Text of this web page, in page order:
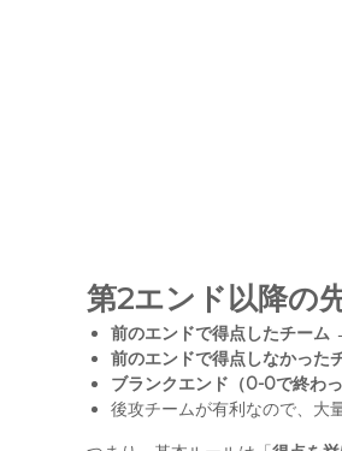
第2エンド以降の
前のエンドで得点したチーム
前のエンドで得点しなかった
ブランクエンド（0-0で終わっ
後攻チームが有利なので、大